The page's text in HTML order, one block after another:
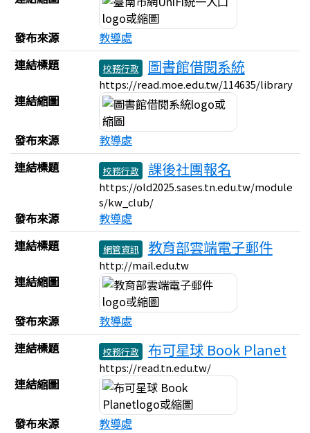
發布來源
教導處
連結標題
校務行政 圖書館借閱系統
https://read.moe.edu.tw/114635/library
連結縮圖
發布來源
教導處
連結標題
校務行政 課後社團報名
https://old2025.sases.tn.edu.tw/module
s/kw_club/
發布來源
教導處
連結標題
網管資訊 教育部雲端電子郵件
http://mail.edu.tw
連結縮圖
發布來源
教導處
連結標題
校務行政 布可星球 Book Planet
https://read.tn.edu.tw/
連結縮圖
發布來源
教導處